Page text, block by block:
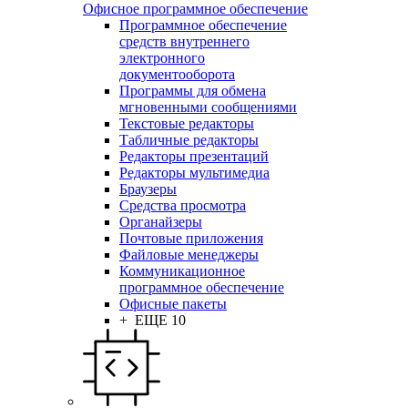
Офисное программное обеспечение
Программное обеспечение
средств внутреннего
электронного
документооборота
Программы для обмена
мгновенными сообщениями
Текстовые редакторы
Табличные редакторы
Редакторы презентаций
Редакторы мультимедиа
Браузеры
Средства просмотра
Органайзеры
Почтовые приложения
Файловые менеджеры
Коммуникационное
программное обеспечение
Офисные пакеты
+ ЕЩЕ 10